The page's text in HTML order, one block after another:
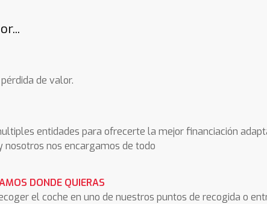
de valor.
entidades para ofrecerte la mejor financiación
nosotros nos encargamos de todo
DONDE QUIERAS
el coche en uno de nuestros puntos de recogida o